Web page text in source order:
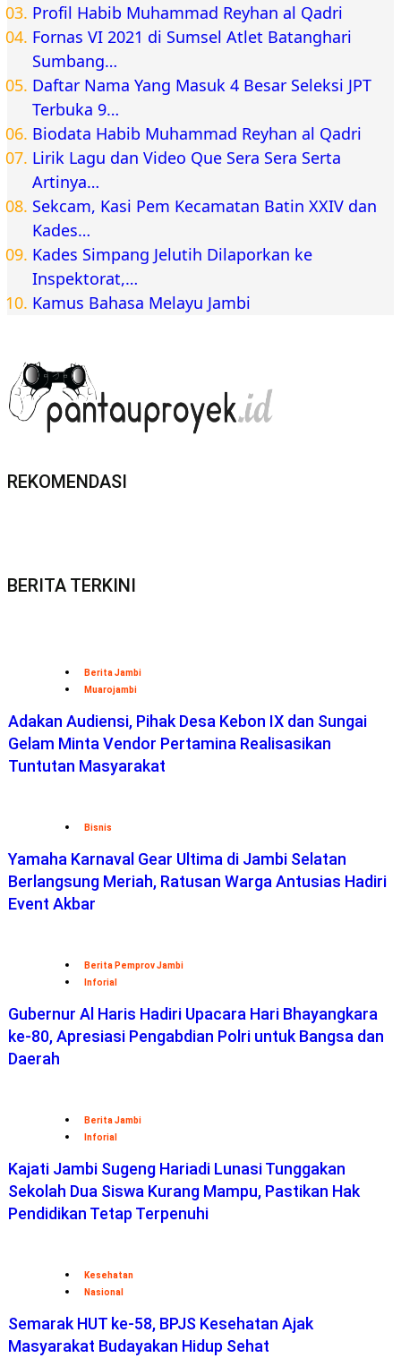
Profil Habib Muhammad Reyhan al Qadri
Fornas VI 2021 di Sumsel Atlet Batanghari
Sumbang…
Daftar Nama Yang Masuk 4 Besar Seleksi JPT
Terbuka 9…
Biodata Habib Muhammad Reyhan al Qadri
Lirik Lagu dan Video Que Sera Sera Serta
Artinya…
Sekcam, Kasi Pem Kecamatan Batin XXIV dan
Kades…
Kades Simpang Jelutih Dilaporkan ke
Inspektorat,…
Kamus Bahasa Melayu Jambi
REKOMENDASI
BERITA TERKINI
Berita Jambi
Muarojambi
Adakan Audiensi, Pihak Desa Kebon IX dan Sungai
Gelam Minta Vendor Pertamina Realisasikan
Tuntutan Masyarakat
Bisnis
Yamaha Karnaval Gear Ultima di Jambi Selatan
Berlangsung Meriah, Ratusan Warga Antusias Hadiri
Event Akbar
Berita Pemprov Jambi
Inforial
Gubernur Al Haris Hadiri Upacara Hari Bhayangkara
ke-80, Apresiasi Pengabdian Polri untuk Bangsa dan
Daerah
Berita Jambi
Inforial
Kajati Jambi Sugeng Hariadi Lunasi Tunggakan
Sekolah Dua Siswa Kurang Mampu, Pastikan Hak
Pendidikan Tetap Terpenuhi
Kesehatan
Nasional
Semarak HUT ke-58, BPJS Kesehatan Ajak
Masyarakat Budayakan Hidup Sehat